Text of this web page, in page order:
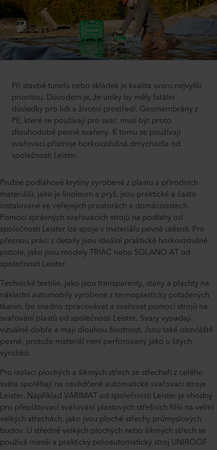
Při stavbě tunelů nebo skládek je kvalita svaru nejvyšší
prioritou. Důvodem je, že úniky by měly fatální
důsledky pro lidi a životní prostředí. Geomembrány z
PE, které se používají pro svar, musí být proto
dlouhodobě pevně svařeny. K tomu se používají
svařovací přístroje horkovzdušná dmychadla od
společnosti Leister.
Pružné podlahové krytiny vyrobené z plastu a přírodních
materiálů, jako je linoleum a pryž, jsou praktické a často
instalované ve veřejných prostorách a domácnostech.
Pomocí správných svařovacích strojů na podlahy od
společnosti Leister lze spoje v materiálu pevně utěsnit. Pro
přesnou práci s detaily jsou ideální praktické horkovzdušné
pistole, jako jsou modely TRIAC nebo SOLANO AT od
společnosti Leister.
Technické textilie, jako jsou transparenty, stany a plachty na
nákladní automobily vyrobené z termoplasticky potažených
tkanin, lze snadno zpracovávat a svařovat pomocí strojů na
svařování plastů od společnosti Leister. Svary vypadají
vizuálně dobře a mají dlouhou životnost. Jsou také obzvláště
pevné, protože materiál není perforovaný jako u šitých
výrobků.
Pro izolaci plochých a šikmých střech se střechaři z celého
světa spoléhají na osvědčené automatické svařovací stroje
Leister. Například VARIMAT od společnosti Leister je vhodný
pro přeplátovací svařování plastových střešních fólií na velmi
velkých střechách, jako jsou ploché střechy průmyslových
budov. U středně velkých plochých nebo šikmých střech se
používá menší a praktický poloautomatický stroj UNIROOF.